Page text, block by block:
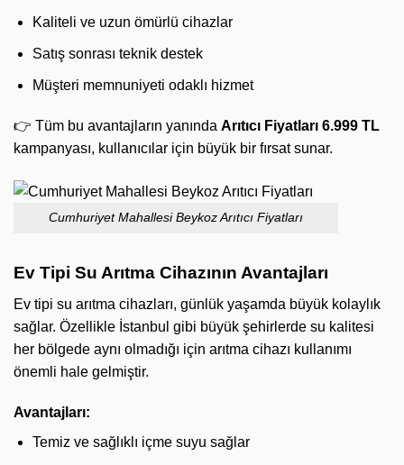
Kaliteli ve uzun ömürlü cihazlar
Satış sonrası teknik destek
Müşteri memnuniyeti odaklı hizmet
👉 Tüm bu avantajların yanında Arıtıcı Fiyatları 6.999 TL
kampanyası, kullanıcılar için büyük bir fırsat sunar.
Cumhuriyet Mahallesi Beykoz Arıtıcı Fiyatları
Ev Tipi Su Arıtma Cihazının Avantajları
Ev tipi su arıtma cihazları, günlük yaşamda büyük kolaylık
sağlar. Özellikle İstanbul gibi büyük şehirlerde su kalitesi
her bölgede aynı olmadığı için arıtma cihazı kullanımı
önemli hale gelmiştir.
Avantajları:
Temiz ve sağlıklı içme suyu sağlar